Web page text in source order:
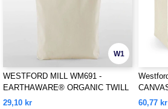
W1
WESTFORD MILL WM691 -
EARTHAWARE® ORGANIC TWILL
TOTE
29,10 kr
60,77 kr